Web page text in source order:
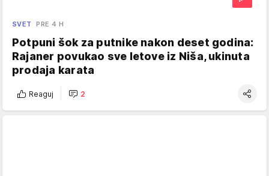
SVET PRE 4 H
Potpuni šok za putnike nakon deset godina:
Rajaner povukao sve letove iz Niša, ukinuta
prodaja karata
Reaguj 2